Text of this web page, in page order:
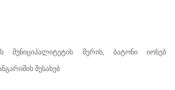
მუნიციპალიტეტის მერის, ბატონი იოსებ
შესახებ